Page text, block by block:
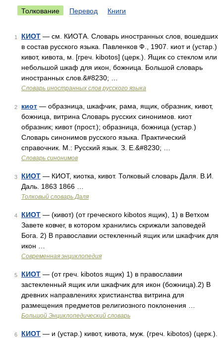
Толкование Перевод Книги
1 КИОТ — см. КИОТА. Словарь иностранных слов, вошедших
в состав русского языка. Павленков Ф., 1907. киот и (устар.)
кивот, кивота, м. [греч. kibotos] (церк.). Ящик со стеклом или
небольшой шкаф для икон, божница. Большой словарь
иностранных слов.&#8230; …
Словарь иностранных слов русского языка
2 киот — образница, шкафчик, рама, ящик, образник, кивот,
божница, витрина Словарь русских синонимов. киот
образник; кивот (прост.); образница, божница (устар.)
Словарь синонимов русского языка. Практический
справочник. М.: Русский язык. З. Е.&#8230; …
Словарь синонимов
3 КИОТ — КИОТ, киотка, кивот. Толковый словарь Даля. В.И.
Даль. 1863 1866 …
Толковый словарь Даля
4 КИОТ — (кивот) (от греческого kibotos ящик), 1) в Ветхом
Завете ковчег, в котором хранились скрижали заповедей
Бога. 2) В православии остекленный ящик или шкафчик для
икон …
Современная энциклопедия
5 КИОТ — (от греч. kibotos ящик) 1) в православии
застекленный ящик или шкафчик для икон (божница).2) В
древних направлениях христианства витрина для
размещения предметов религиозного поклонения …
Большой Энциклопедический словарь
6 КИОТ — и (устар.) кивот, кивота, муж. (греч. kibotos) (церк.).